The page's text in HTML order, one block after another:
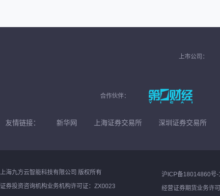
上市公司：
合作伙伴：
友情链接： 新华网 上海证券交易所 深圳证券交易所
上海九方云智能科技有限公司 版权所有
证券投资咨询机构业务机构许可证：ZX0023
沪ICP备18014860号-
经营证券期货业务许